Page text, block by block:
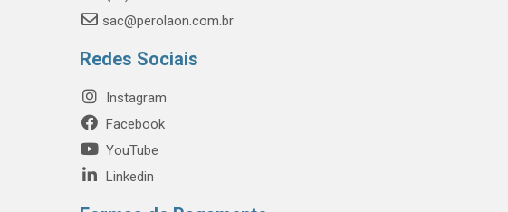
sac@perolaon.com.br
Redes Sociais
Instagram
Facebook
YouTube
Linkedin